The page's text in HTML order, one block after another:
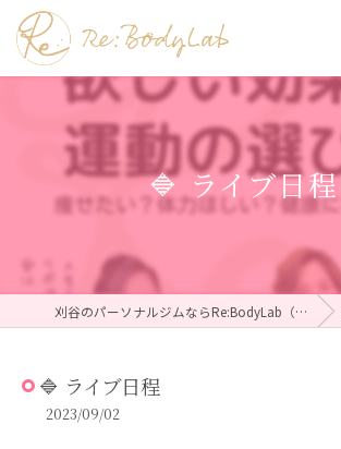
🔷 ライブ日程
刈谷のパーソナルジムならRe:BodyLab（リボディラボ）
🔷 ライブ日程
2023/09/02